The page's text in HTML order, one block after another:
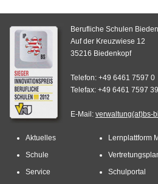
Berufliche Schulen
Auf der Kreuzwiese 12
35216 Biedenkopf
Telefon: +49 6461 7597 0
Telefax: +49 6461 7597 39
E-Mail: verwaltung(at)bs-
Aktuelles
Schule
Service
Lernplattform
Schulportal